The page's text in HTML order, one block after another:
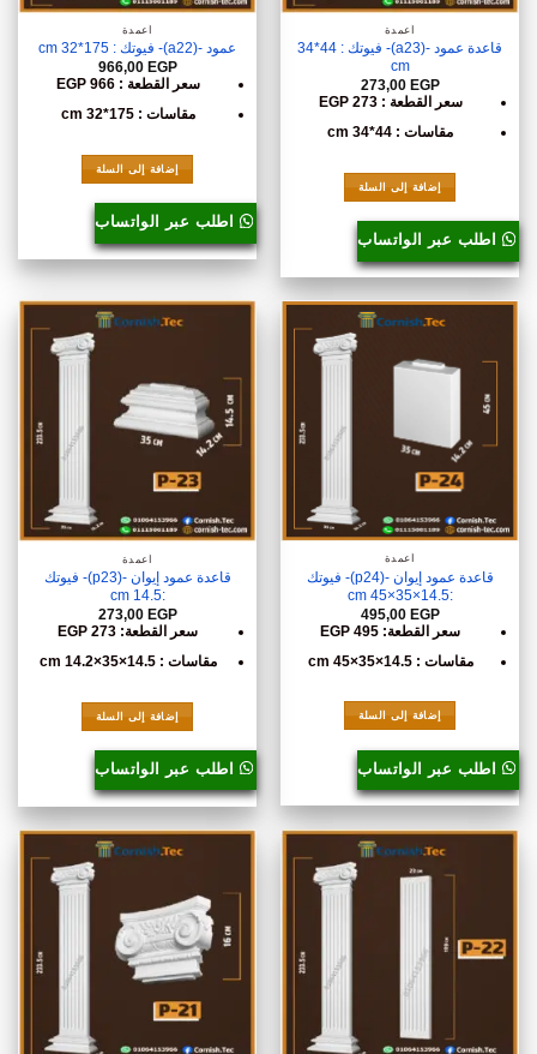
أعمدة
قاعدة عمود -(a23)- فيوتك : 44*34
cm
273,00 EGP
سعر القطعة : 273 EGP
مقاسات : 44*34 cm
إضافة إلى السلة
اطلب عبر الواتساب
أعمدة
عمود -(a22)- فيوتك : 175*32 cm
966,00 EGP
سعر القطعة : 966 EGP
مقاسات : 175*32 cm
إضافة إلى السلة
اطلب عبر الواتساب
أعمدة
قاعدة عمود إيوان -(p24)- فيوتك
:14.5×35×45 cm
495,00 EGP
سعر القطعة: 495 EGP
مقاسات : 14.5×35×45 cm
إضافة إلى السلة
اطلب عبر الواتساب
أعمدة
قاعدة عمود إيوان -(p23)- فيوتك
:14.5 cm
273,00 EGP
سعر القطعة: 273 EGP
مقاسات : 14.5×35×14.2 cm
إضافة إلى السلة
اطلب عبر الواتساب